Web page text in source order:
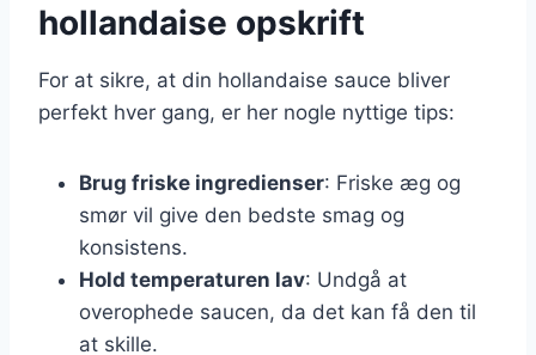
hollandaise opskrift
For at sikre, at din hollandaise sauce bliver
perfekt hver gang, er her nogle nyttige tips:
Brug friske ingredienser: Friske æg og
smør vil give den bedste smag og
konsistens.
Hold temperaturen lav: Undgå at
overophede saucen, da det kan få den til
at skille.